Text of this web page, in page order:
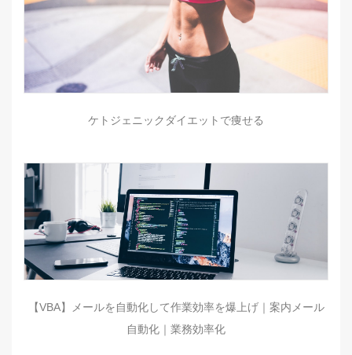
ケトジェニックダイエットで痩せる
【VBA】メールを自動化して作業効率を爆上げ｜案内メール
自動化｜業務効率化